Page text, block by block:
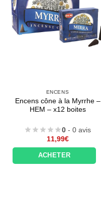
ENCENS
Encens cône à la Myrrhe –
HEM – x12 boites
0 - 0 avis
11,99€
ACHETER